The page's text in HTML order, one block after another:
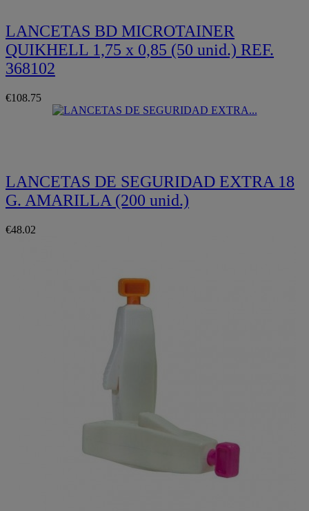
LANCETAS BD MICROTAINER
QUIKHELL 1,75 x 0,85 (50 unid.) REF.
368102
€108.75
LANCETAS DE SEGURIDAD EXTRA 18
G. AMARILLA (200 unid.)
€48.02